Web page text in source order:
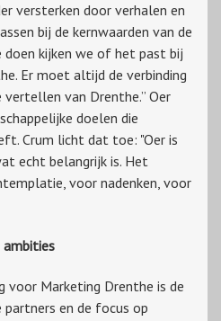
versterken door verhalen en
bij de kernwaarden van de
kijken we of het past bij
Er moet altijd de verbinding
van Drenthe.” Oer
doelen die
Crum licht dat toe: "Oer is
echt belangrijk is. Het
voor nadenken, voor
ambities
voor Marketing Drenthe is de
en de focus op